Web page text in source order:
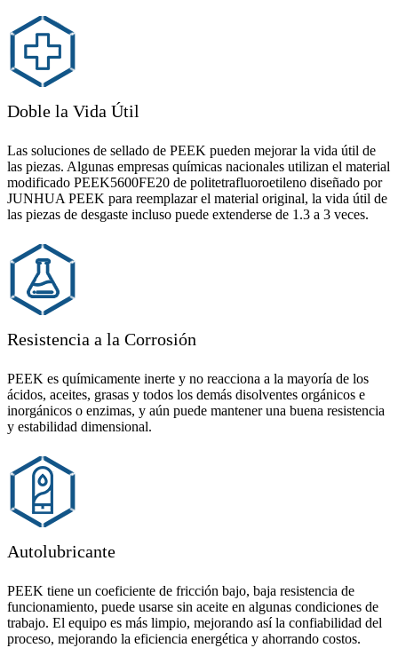
Doble la Vida Útil
Las soluciones de sellado de PEEK pueden mejorar la vida útil de
las piezas. Algunas empresas químicas nacionales utilizan el material
modificado PEEK5600FE20 de politetrafluoroetileno diseñado por
JUNHUA PEEK para reemplazar el material original, la vida útil de
las piezas de desgaste incluso puede extenderse de 1.3 a 3 veces.
Resistencia a la Corrosión
PEEK es químicamente inerte y no reacciona a la mayoría de los
ácidos, aceites, grasas y todos los demás disolventes orgánicos e
inorgánicos o enzimas, y aún puede mantener una buena resistencia
y estabilidad dimensional.
Autolubricante
PEEK tiene un coeficiente de fricción bajo, baja resistencia de
funcionamiento, puede usarse sin aceite en algunas condiciones de
trabajo. El equipo es más limpio, mejorando así la confiabilidad del
proceso, mejorando la eficiencia energética y ahorrando costos.